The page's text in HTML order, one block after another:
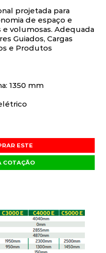
projetada para
de espaço e
volumosas. Adequada
Guiados, Cargas
e Produtos
1350 mm
ESTE
COTAÇÃO